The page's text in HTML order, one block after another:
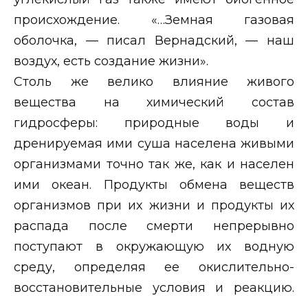
происхождение. «…Земная газовая
оболочка, — писал Вернадский, — наш
воздух, есть создание жизни».
Столь же велико влияние живого
вещества на химический состав
гидросферы: природные воды и
дренируемая ими суша населена живыми
организмами точно так же, как и населен
ими океан. Продукты обмена веществ
организмов при их жизни и продукты их
распада после смерти непрерывно
поступают в окружающую их водную
среду, определяя ее окислительно-
восстановительные условия и реакцию.